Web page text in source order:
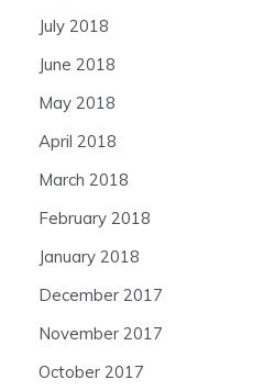
July 2018
June 2018
May 2018
April 2018
March 2018
February 2018
January 2018
December 2017
November 2017
October 2017